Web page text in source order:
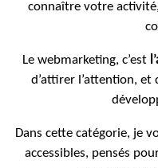
connaître votre
Le webmarketing, c’est
d’attirer l’attention,
Dans cette catégorie, je
accessibles, pensés